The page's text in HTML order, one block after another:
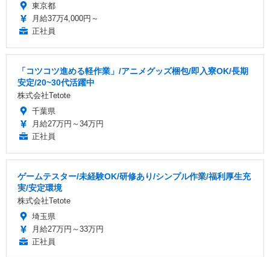
東京都
月給37万4,000円～
正社員
「コツコツ進める軽作業」/アニメグッズ梱包/即入寮OK/長期
安定/20~30代活躍中
株式会社Tetote
千葉県
月給27万円～34万円
正社員
ゲームテスター/未経験OK/研修あり/シンプル作業/福利厚生充
実/安定環境
株式会社Tetote
埼玉県
月給27万円～33万円
正社員